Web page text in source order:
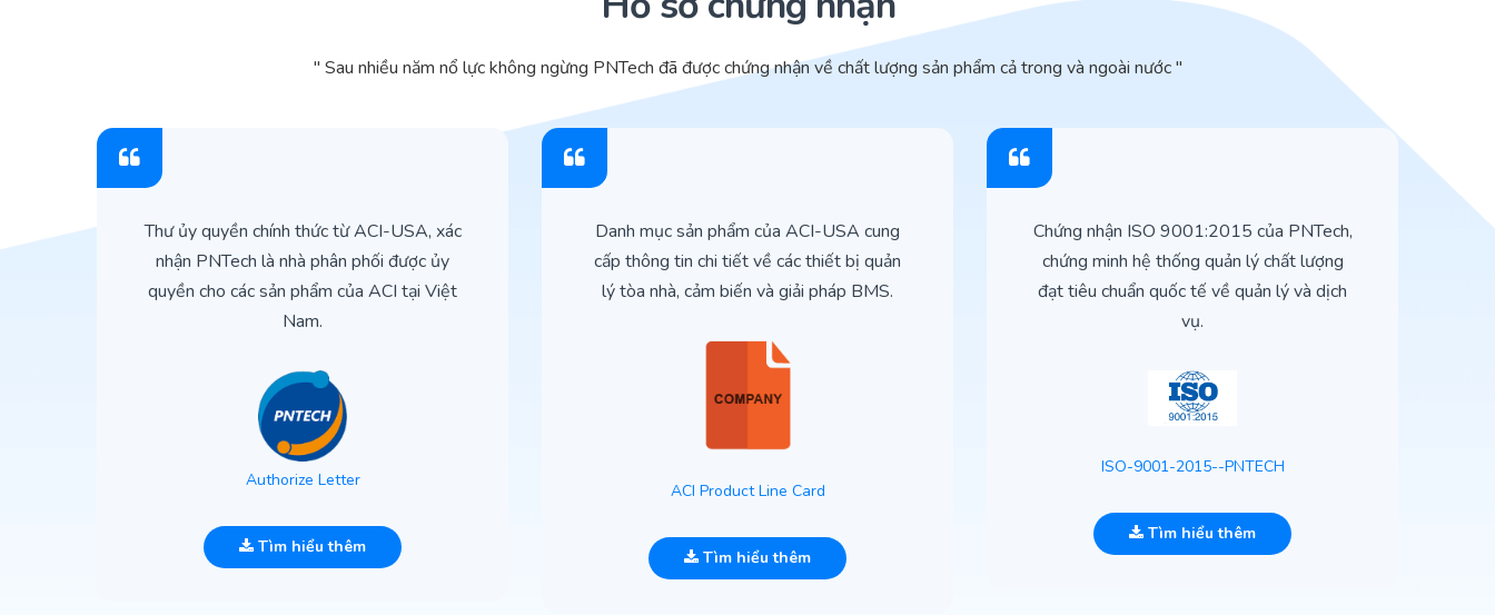
" Sau nhiều năm nổ lực không ngừng PNTech đã được chứng nhận về chất lượng sản phẩm cả trong và ngoài nước "
Thư ủy quyền chính thức từ ACI-USA, xác
nhận PNTech là nhà phân phối được ủy
quyền cho các sản phẩm của ACI tại Việt
Nam.
Authorize Letter
Tìm hiểu thêm
Danh mục sản phẩm của ACI-USA cung
cấp thông tin chi tiết về các thiết bị quản
lý tòa nhà, cảm biến và giải pháp BMS.
ACI Product Line Card
Tìm hiểu thêm
Chứng nhận ISO 9001:2015 của PNTech,
chứng minh hệ thống quản lý chất lượng
đạt tiêu chuẩn quốc tế về quản lý và dịch
vụ.
ISO-9001-2015--PNTECH
Tìm hiểu thêm